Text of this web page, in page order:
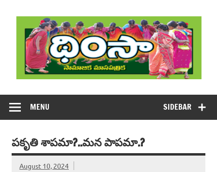
content
DHIMSA
SIDEBAR
MENU
పకృతి శాపమా?..మన పాపమా.?
August 10, 2024